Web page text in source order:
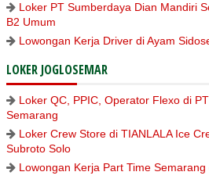
Loker PT Sumberdaya Dian Mandiri
B2 Umum
Lowongan Kerja Driver di Ayam
LOKER JOGLOSEMAR
Loker QC, PPIC, Operator Flexo di
Semarang
Loker Crew Store di TIANLALA Ice
Subroto Solo
Lowongan Kerja Part Time Semarang